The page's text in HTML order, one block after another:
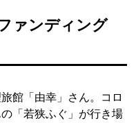
ァンディング
館「由幸」さん。コロ
「若狭ふぐ」が行き場